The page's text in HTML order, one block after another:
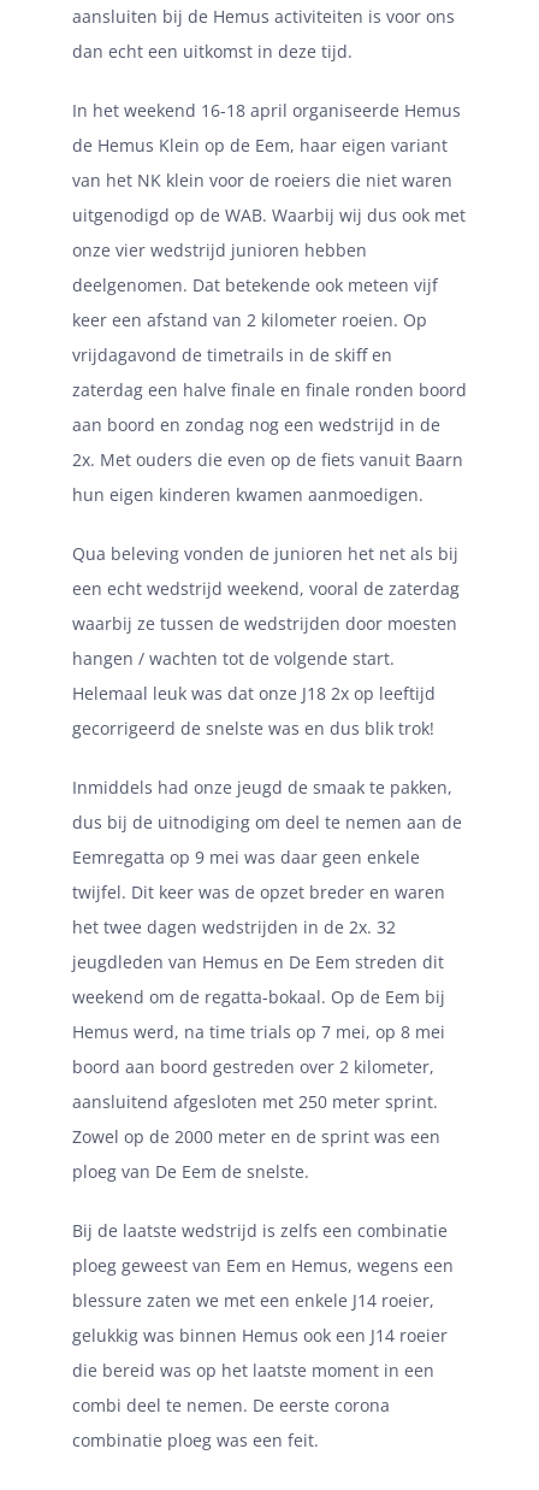
aansluiten bij de Hemus activiteiten is voor ons
dan echt een uitkomst in deze tijd.
In het weekend 16-18 april organiseerde Hemus
de Hemus Klein op de Eem, haar eigen variant
van het NK klein voor de roeiers die niet waren
uitgenodigd op de WAB. Waarbij wij dus ook met
onze vier wedstrijd junioren hebben
deelgenomen. Dat betekende ook meteen vijf
keer een afstand van 2 kilometer roeien. Op
vrijdagavond de timetrails in de skiff en
zaterdag een halve finale en finale ronden boord
aan boord en zondag nog een wedstrijd in de
2x. Met ouders die even op de fiets vanuit Baarn
hun eigen kinderen kwamen aanmoedigen.
Qua beleving vonden de junioren het net als bij
een echt wedstrijd weekend, vooral de zaterdag
waarbij ze tussen de wedstrijden door moesten
hangen / wachten tot de volgende start.
Helemaal leuk was dat onze J18 2x op leeftijd
gecorrigeerd de snelste was en dus blik trok!
Inmiddels had onze jeugd de smaak te pakken,
dus bij de uitnodiging om deel te nemen aan de
Eemregatta op 9 mei was daar geen enkele
twijfel. Dit keer was de opzet breder en waren
het twee dagen wedstrijden in de 2x. 32
jeugdleden van Hemus en De Eem streden dit
weekend om de regatta-bokaal. Op de Eem bij
Hemus werd, na time trials op 7 mei, op 8 mei
boord aan boord gestreden over 2 kilometer,
aansluitend afgesloten met 250 meter sprint.
Zowel op de 2000 meter en de sprint was een
ploeg van De Eem de snelste.
Bij de laatste wedstrijd is zelfs een combinatie
ploeg geweest van Eem en Hemus, wegens een
blessure zaten we met een enkele J14 roeier,
gelukkig was binnen Hemus ook een J14 roeier
die bereid was op het laatste moment in een
combi deel te nemen. De eerste corona
combinatie ploeg was een feit.